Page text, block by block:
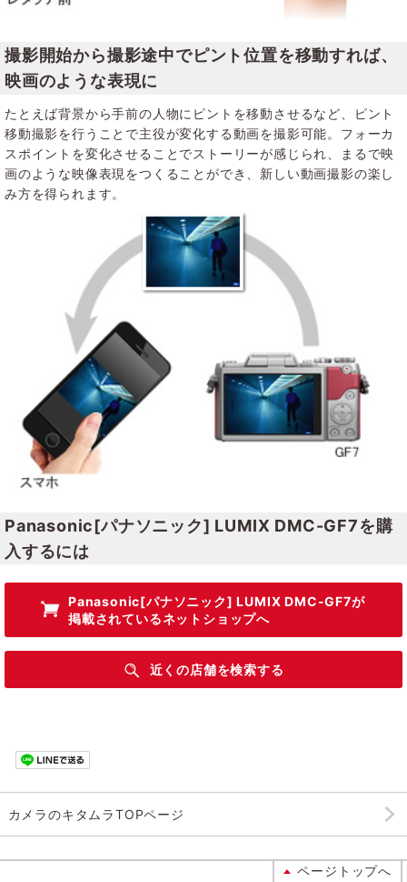
撮影開始から撮影途中でピント位置を移動すれば、
映画のような表現に
たとえば背景から手前の人物にピントを移動させるなど、ピント
移動撮影を行うことで主役が変化する動画を撮影可能。フォーカ
スポイントを変化させることでストーリーが感じられ、まるで映
画のような映像表現をつくることができ、新しい動画撮影の楽し
み方を得られます。
Panasonic[パナソニック] LUMIX DMC-GF7を購
入するには
Panasonic[パナソニック] LUMIX DMC-GF7が
掲載されているネットショップへ
近くの店舗を検索する
カメラのキタムラTOPページ
ページトップへ